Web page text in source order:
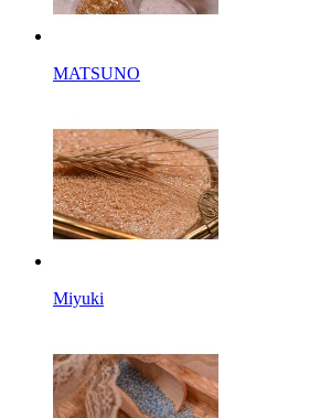
MATSUNO
Miyuki